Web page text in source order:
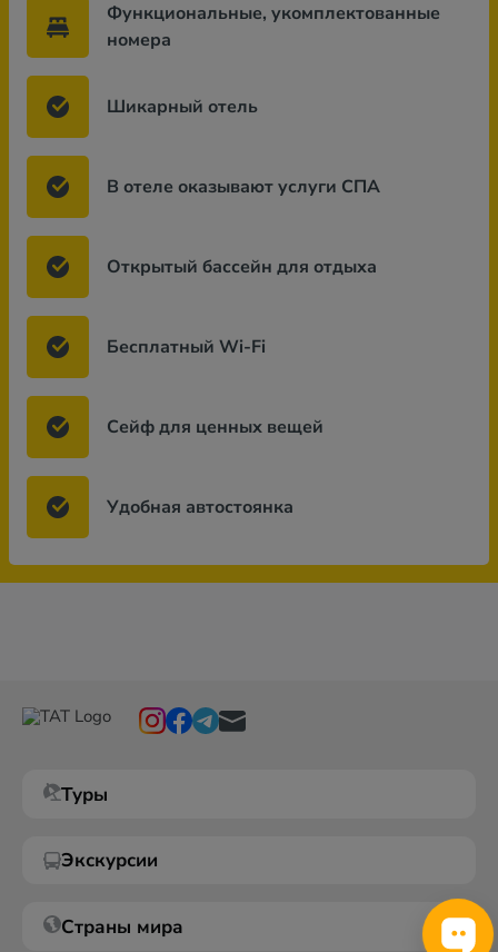
Функциональные, укомплектованные
номера
Шикарный отель
В отеле оказывают услуги СПА
Открытый бассейн для отдыха
Бесплатный Wi-Fi
Сейф для ценных вещей
Удобная автостоянка
Туры
Экскурсии
Страны мира